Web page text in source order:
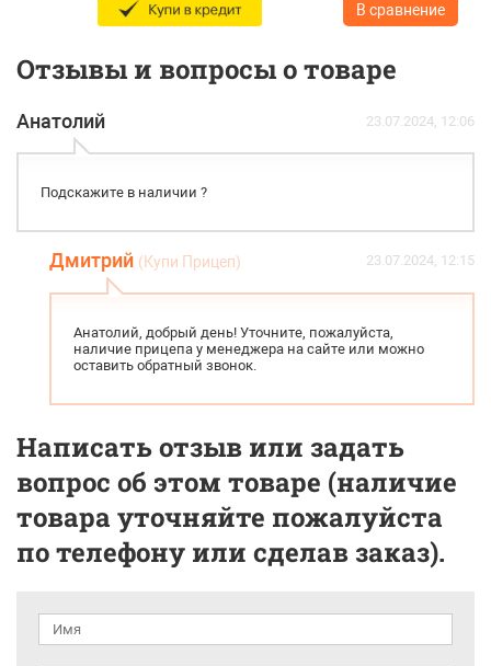
В сравнение
Отзывы и вопросы о товаре
Анатолий 23.07.2024, 12:06
Подскажите в наличии ?
Дмитрий (Купи Прицеп) 23.07.2024, 12:15
Анатолий, добрый день! Уточните, пожалуйста,
наличие прицепа у менеджера на сайте или можно
оставить обратный звонок.
Написать отзыв или задать
вопрос об этом товаре (наличие
товара уточняйте пожалуйста
по телефону или сделав заказ).